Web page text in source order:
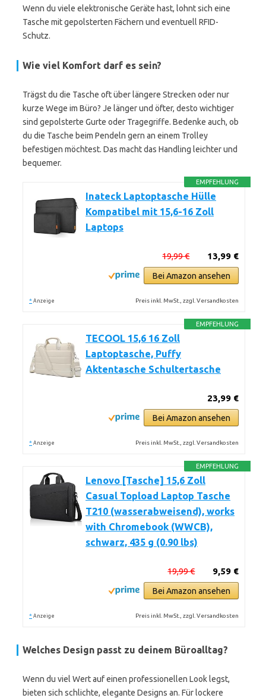
Wenn du viele elektronische Geräte hast, lohnt sich eine
Tasche mit gepolsterten Fächern und eventuell RFID-
Schutz.
Wie viel Komfort darf es sein?
Trägst du die Tasche oft über längere Strecken oder nur
kurze Wege im Büro? Je länger und öfter, desto wichtiger
sind gepolsterte Gurte oder Tragegriffe. Bedenke auch, ob
du die Tasche beim Pendeln gern an einem Trolley
befestigen möchtest. Das macht das Handling leichter und
bequemer.
EMPFEHLUNG
Inateck Laptoptasche Hülle
Kompatibel mit 15,6-16 Zoll
Laptops
13,99 €
19,99 €
Bei Amazon ansehen
* Anzeige Preis inkl. MwSt., zzgl. Versandkosten
EMPFEHLUNG
TECOOL 15,6 16 Zoll
Laptoptasche, Puffy
Aktentasche Schultertasche
23,99 €
Bei Amazon ansehen
* Anzeige Preis inkl. MwSt., zzgl. Versandkosten
EMPFEHLUNG
Lenovo [Tasche] 15,6 Zoll
Casual Topload Laptop Tasche
T210 (wasserabweisend), works
with Chromebook (WWCB),
schwarz, 435 g (0.90 lbs)
9,59 €
19,99 €
Bei Amazon ansehen
* Anzeige Preis inkl. MwSt., zzgl. Versandkosten
Welches Design passt zu deinem Büroalltag?
Wenn du viel Wert auf einen professionellen Look legst,
bieten sich schlichte, elegante Designs an. Für lockere